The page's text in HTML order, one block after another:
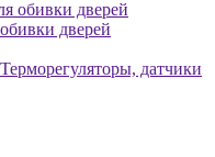
дверей
Терморегуляторы, датчики